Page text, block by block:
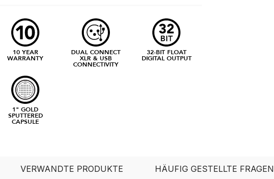
10 YEAR
WARRANTY
DUAL CONNECT
XLR & USB
CONNECTIVITY
32-BIT FLOAT
DIGITAL OUTPUT
1" GOLD
SPUTTERED
CAPSULE
VERWANDTE PRODUKTE HÄUFIG GESTELLTE FRAGEN